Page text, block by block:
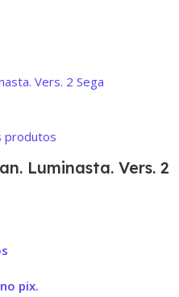
produtos
Luminasta. Vers. 2
pix.